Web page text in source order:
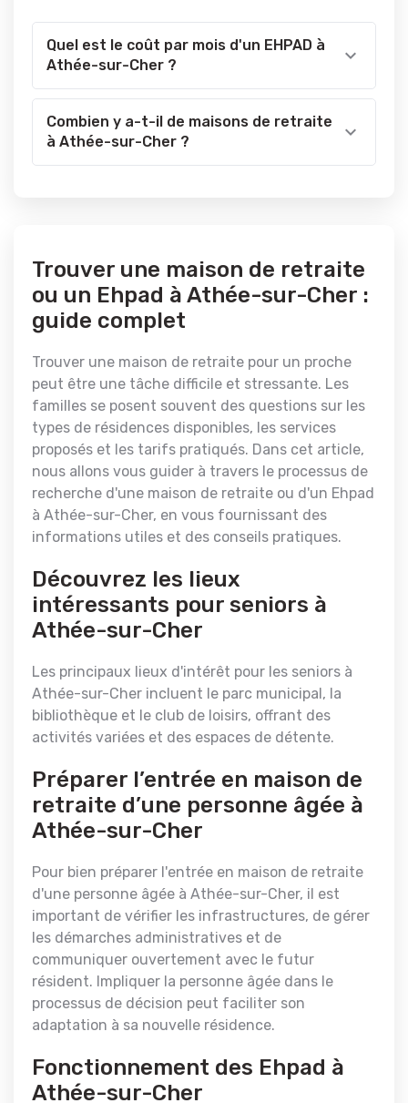
Quel est le coût par mois d'un EHPAD à
Athée-sur-Cher ?
Combien y a-t-il de maisons de retraite
à Athée-sur-Cher ?
Trouver une maison de retraite
ou un Ehpad à Athée-sur-Cher :
guide complet
Trouver une maison de retraite pour un proche
peut être une tâche difficile et stressante. Les
familles se posent souvent des questions sur les
types de résidences disponibles, les services
proposés et les tarifs pratiqués. Dans cet article,
nous allons vous guider à travers le processus de
recherche d'une maison de retraite ou d'un Ehpad
à Athée-sur-Cher, en vous fournissant des
informations utiles et des conseils pratiques.
Découvrez les lieux
intéressants pour seniors à
Athée-sur-Cher
Les principaux lieux d'intérêt pour les seniors à
Athée-sur-Cher incluent le parc municipal, la
bibliothèque et le club de loisirs, offrant des
activités variées et des espaces de détente.
Préparer l’entrée en maison de
retraite d’une personne âgée à
Athée-sur-Cher
Pour bien préparer l'entrée en maison de retraite
d'une personne âgée à Athée-sur-Cher, il est
important de vérifier les infrastructures, de gérer
les démarches administratives et de
communiquer ouvertement avec le futur
résident. Impliquer la personne âgée dans le
processus de décision peut faciliter son
adaptation à sa nouvelle résidence.
Fonctionnement des Ehpad à
Athée-sur-Cher